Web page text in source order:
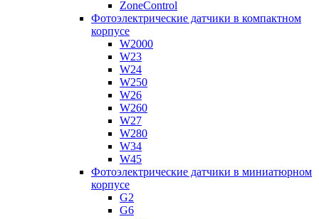
ZoneControl
Фотоэлектрические датчики в компактном
корпусе
W2000
W23
W24
W250
W26
W260
W27
W280
W34
W45
Фотоэлектрические датчики в миниатюрном
корпусе
G2
G6